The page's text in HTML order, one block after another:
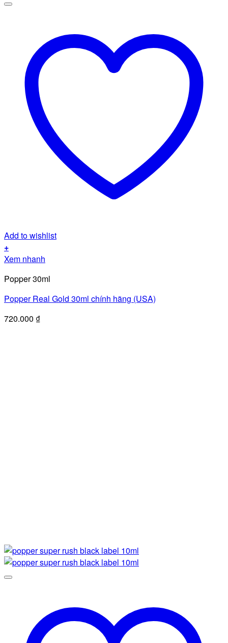
Add to wishlist
+
Xem nhanh
Popper 30ml
Popper Real Gold 30ml chính hãng (USA)
720.000 ₫